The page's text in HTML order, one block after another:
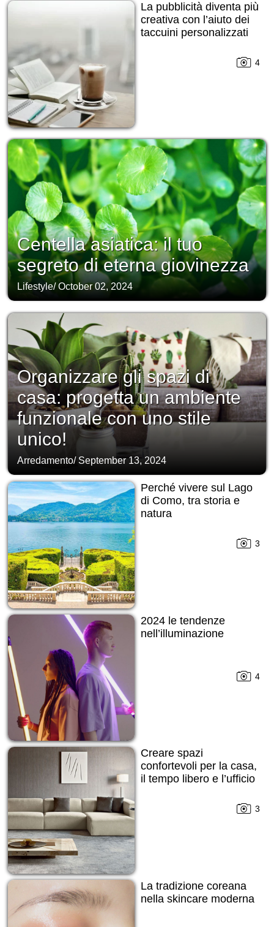
La pubblicità diventa più
creativa con l’aiuto dei
taccuini personalizzati
4
Centella asiatica: il tuo
segreto di eterna giovinezza
Lifestyle/October 02, 2024
Organizzare gli spazi di
casa: progetta un ambiente
funzionale con uno stile
unico!
Arredamento/ September 13, 2024
Perché vivere sul Lago
di Como, tra storia e
natura
3
2024 le tendenze
nell’illuminazione
4
Creare spazi
confortevoli per la casa,
il tempo libero e l’ufficio
3
La tradizione coreana
nella skincare moderna